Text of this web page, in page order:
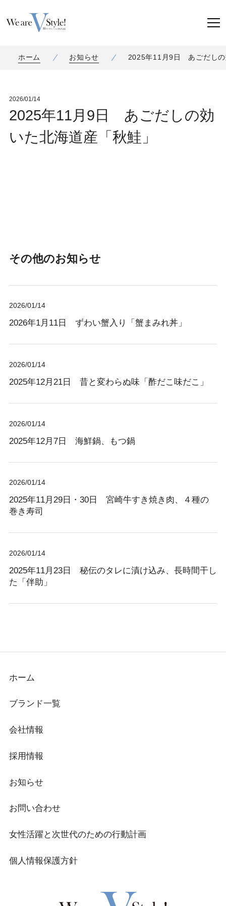
ホーム お知らせ 2025年11月9日 あごだしの
2026/01/14
2025年11月9日 あごだしの効
いた北海道産「秋鮭」
その他のお知らせ
2026/01/14
2026年1月11日 ずわい蟹入り「蟹まみれ丼」
2026/01/14
2025年12月21日 昔と変わらぬ味「酢だこ味だこ」
2026/01/14
2025年12月7日 海鮮鍋、もつ鍋
2026/01/14
2025年11月29日・30日 宮崎牛すき焼き肉、４種の
巻き寿司
2026/01/14
2025年11月23日 秘伝のタレに漬け込み、長時間干し
た「伴助」
ホーム
ブランド一覧
会社情報
採用情報
お知らせ
お問い合わせ
女性活躍と次世代のための行動計画
個人情報保護方針